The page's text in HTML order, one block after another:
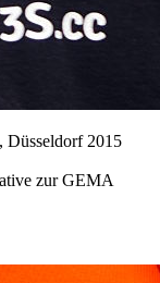
Düsseldorf 2015
zur GEMA